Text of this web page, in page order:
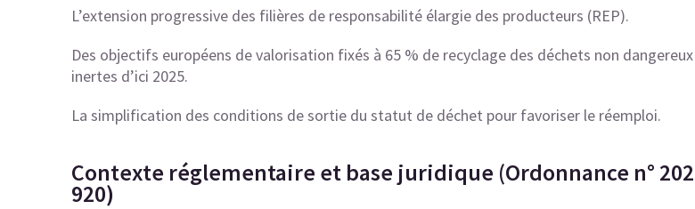
L’extension progressive des filières de responsabilité élargie des producteurs (REP).
Des objectifs européens de valorisation fixés à 65 % de recyclage des déchets non
inertes d’ici 2025.
La simplification des conditions de sortie du statut de déchet pour favoriser le réemploi.
Contexte réglementaire et base juridique (Ordonnance n°
920)